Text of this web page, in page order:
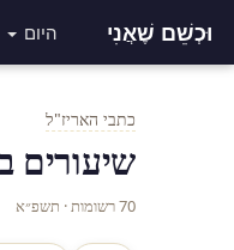
וּכְשֵׁם שֶׁאֲנִי היום
כתבי האריז"ל
70 רשומות · תשפ״א